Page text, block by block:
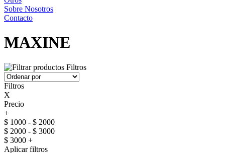
Sobre Nosotros
Contacto
MAXINE
Filtros
Filtros
X
Precio
+
$ 1000 - $ 2000
$ 2000 - $ 3000
$ 3000 +
Aplicar filtros